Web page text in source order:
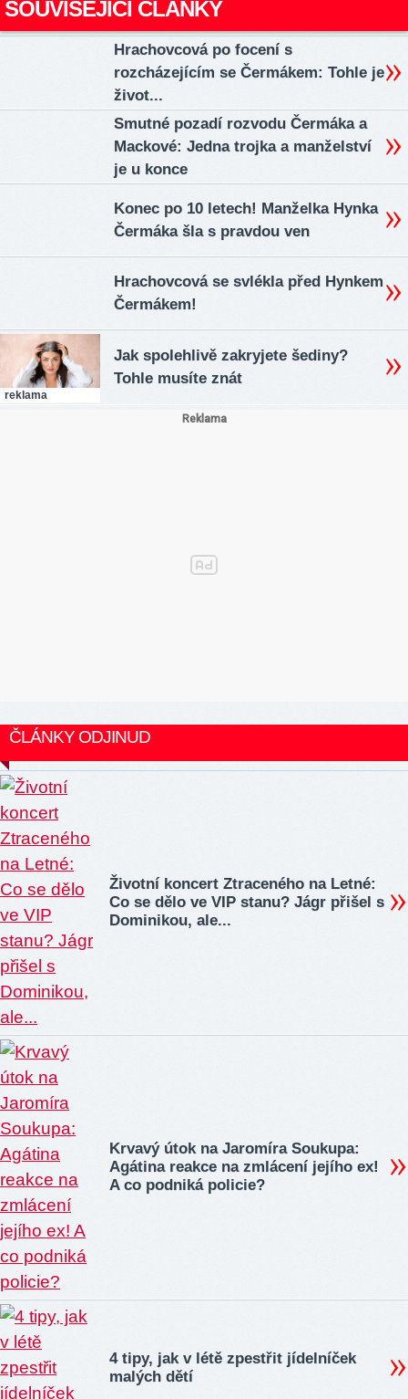
SOUVISEJÍCÍ ČLÁNKY
Hrachovcová po focení s
rozcházejícím se Čermákem: Tohle je
život...
Smutné pozadí rozvodu Čermáka a
Mackové: Jedna trojka a manželství
je u konce
Konec po 10 letech! Manželka Hynka
Čermáka šla s pravdou ven
Hrachovcová se svlékla před Hynkem
Čermákem!
reklama
Jak spolehlivě zakryjete šediny?
Tohle musíte znát
ČLÁNKY ODJINUD
Životní koncert Ztraceného na Letné:
Co se dělo ve VIP stanu? Jágr přišel s
Dominikou, ale...
Krvavý útok na Jaromíra Soukupa:
Agátina reakce na zmlácení jejího ex!
A co podniká policie?
4 tipy, jak v létě zpestřit jídelníček
malých dětí